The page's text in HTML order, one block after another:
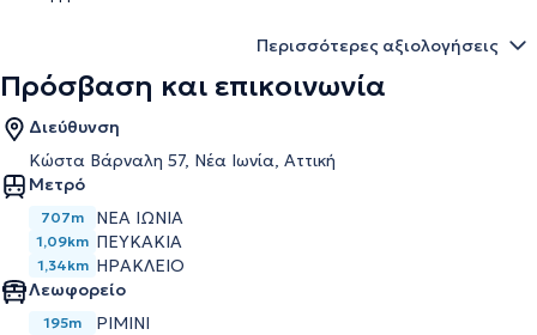
Περισσότερες αξιολογήσεις
Πρόσβαση και επικοινωνία
Διεύθυνση
Κώστα Βάρναλη 57, Νέα Ιωνία, Αττική
Μετρό
707m ΝΕΑ ΙΩΝΙΑ
1,09km ΠΕΥΚΑΚΙΑ
1,34km ΗΡΑΚΛΕΙΟ
Λεωφορείο
195m ΡΙΜΙΝΙ